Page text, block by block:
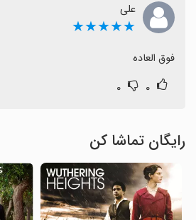
علی
★★★★★
فوق العاده
۰ ۰
رایگان تماشا کن